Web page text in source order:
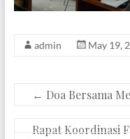
admin May 19,
← Doa Bersama
Rapat Koordinasi